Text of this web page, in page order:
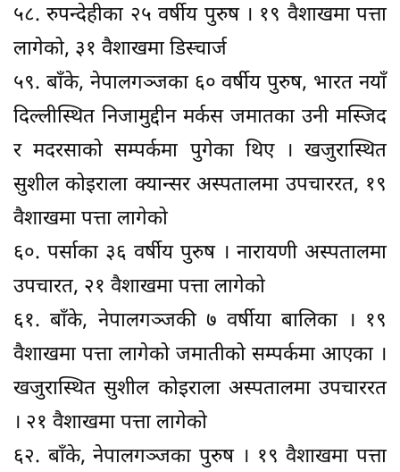
५८. रुपन्देहीका २५ वर्षीय पुरुष । १९ वैशाखमा पत्ता
लागेको, ३१ वैशाखमा डिस्चार्ज
५९. बाँके, नेपालगञ्जका ६० वर्षीय पुरुष, भारत नयाँ
दिल्लीस्थित निजामुद्दीन मर्कस जमातका उनी मस्जिद
र मदरसाको सम्पर्कमा पुगेका थिए । खजुरास्थित
सुशील कोइराला क्यान्सर अस्पतालमा उपचाररत, १९
वैशाखमा पत्ता लागेको
६०. पर्साका ३६ वर्षीय पुरुष । नारायणी अस्पतालमा
उपचारत, २१ वैशाखमा पत्ता लागेको
६१. बाँके, नेपालगञ्जकी ७ वर्षीया बालिका । १९
वैशाखमा पत्ता लागेको जमातीको सम्पर्कमा आएका ।
खजुरास्थित सुशील कोइराला अस्पतालमा उपचाररत
। २१ वैशाखमा पत्ता लागेको
६२. बाँके, नेपालगञ्जका पुरुष । १९ वैशाखमा पत्ता